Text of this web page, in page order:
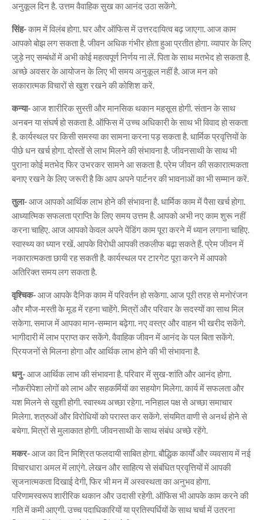
अनुकूल दिन है. उत्तम वैवाहिक सुख का आनंद उठा सकेंगे.
सिंह-काम में विलंब होगा. घर और ऑफिस में उत्तरदायित्व बढ़ जाएगा. आज काम
आपको बोझ लग सकता है. जीवन अधिक गंभीर होता हुआ प्रतीत होगा. व्यापार के लिए
जुड़े नए सम्बंधों में अभी कोई महत्वपूर्ण निर्णय ना लें. पिता के साथ मतभेद हो सकता है.
अच्छे अवसर के आयोजन के लिए भी समय अनुकूल नहीं है. आज मन को
सकारात्मक विचारों से खुश रखने की कोशिश करें.
कन्या-आज शारीरिक सुस्ती और मानसिक थकान महसूस होगी. संतान के साथ
अनबन या संघर्ष हो सकता है. ऑफिस में उच्च अधिकारी के साथ भी विवाद हो सकता
है. कार्यस्थल पर किसी समस्या का सामना करना पड़ सकता है. धार्मिक प्रवृत्तियों के
पीछे धन खर्च होगा. दोस्तों से लाभ मिलने की संभावना है. जीवनसाथी के साथ भी
पुराना कोई मतभेद फिर उभरकर सामने आ सकता है. प्रेम जीवन की सकारात्मकता
बनाए रखने के लिए जरूरी है कि आप अपने पार्टनर की भावनाओं का भी सम्मान करें.
तुला-आज आपको आर्थिक लाभ होने की संभावना है. धार्मिक काम में पैसा खर्च होगा.
आध्यात्मिक सफलता प्राप्ति के लिए समय उत्तम है. आपको अभी नए काम शुरू नहीं
करना चाहिए. आज आपको केवल अपने पेंडिंग काम पूरा करने में ध्यान लगाना चाहिए.
स्वास्थ्य का ध्यान रखें. आपके विरोधी आपकी तकलीफ बढ़ा सकते हैं. प्रेम जीवन में
नकारात्मकता छायी रह सकती है. कार्यस्थल पर टारगेट पूरा करने में आपको
अतिरिक्त समय लग सकता है.
वृश्चिक-आज आपके दैनिक काम में परिवर्तन हो सकेगा. आज पूरी तरह से मनोरंजन
और मौज-मस्ती के मूड में रहना चाहेंगे. मित्रों और परिवार के सदस्यों का साथ मिल
सकेगा. समाज में आपका मान-सम्मान बढ़ेगा. नए वस्त्र और वाहन भी खरीद सकेंगे.
भागीदारी में लाभ प्राप्त कर सकेंगे. वैवाहिक जीवन में आनंद के पल बिता सकेंगे.
प्रियजनों से मिलना होगा और आर्थिक लाभ होने की भी संभावना है.
धनु-आज आर्थिक लाभ की संभावना है. परिवार में सुख-शांति और आनंद होगा.
नौकरीपेशा लोगों को लाभ और सहकर्मियों का सहयोग मिलेगा. कार्य में सफलता और
यश मिलने से खुशी होगी. स्वास्थ्य अच्छा रहेगा. ननिहाल पक्ष से अच्छा समाचार
मिलेगा. शत्रुओं और विरोधियों को परास्त कर सकेंगे. संयमित वाणी से अनर्थ होने से
बचेगा. मित्रों से मुलाकात होगी. जीवनसाथी के साथ संबंध अच्छे रहेंगे.
मकर-आज का दिन मिश्रित फलदायी साबित होगा. बौद्धिक कार्यों और व्यवसाय में नई
विचारधारा अमल में लाएंगे. लेखन और साहित्य से संबंधित प्रवृत्तियों में आपकी
सृजनात्मकता दिखाई देगी, फिर भी मन में अस्वस्थता का अनुभव होगा.
परिणामस्वरूप शारीरिक थकान और उदासी रहेगी. ऑफिस भी आपके काम करने की
गति में कमी आएगी. उच्च पदाधिकारियों या प्रतिस्पर्धियों के साथ चर्चा में उतरना